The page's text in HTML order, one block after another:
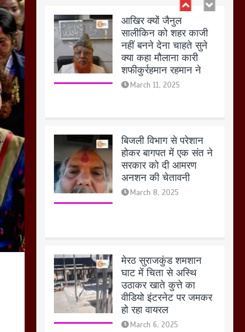
बिजली विभाग से परेशान
होकर बागपत में एक संत ने
सरकार को दी आमरण
मेरठ सुराजकुंड शमशान
घाट में चिता से अस्थि
होलिका रखने पर लात मार
कर होलिका को किया तहस
नहस,मोहल्ले वालों के साथ